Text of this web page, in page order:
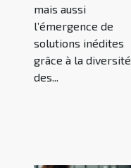
mais aussi
l’émergence de
solutions inédites
grâce à la diversité
des...